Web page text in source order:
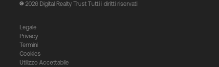
2026 Digital Realty Trust Tutti i diritti riservati
Legale
Privacy
Termini
Cookies
Utilizzo Accettabile